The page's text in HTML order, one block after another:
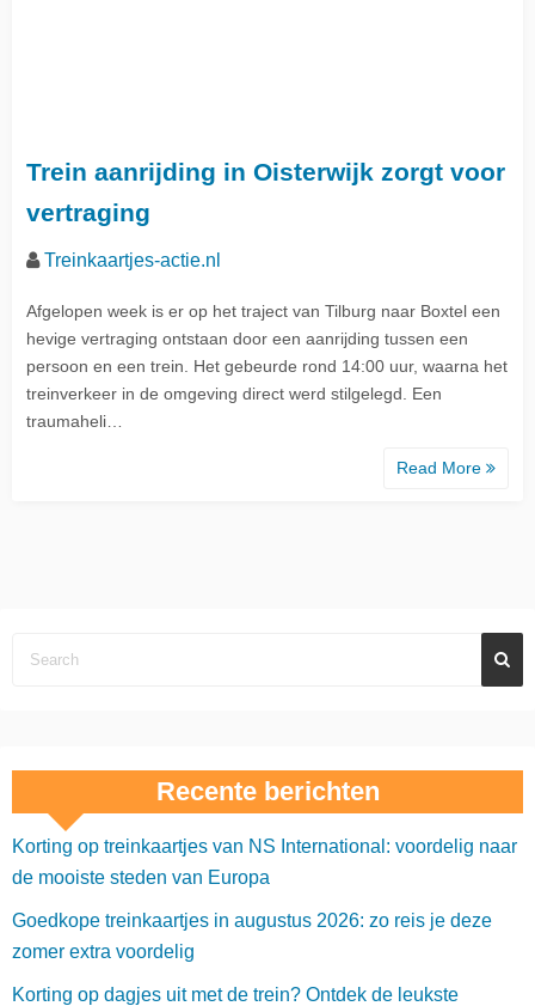
Trein aanrijding in Oisterwijk zorgt voor
vertraging
Treinkaartjes-actie.nl
Afgelopen week is er op het traject van Tilburg naar Boxtel een
hevige vertraging ontstaan door een aanrijding tussen een
persoon en een trein. Het gebeurde rond 14:00 uur, waarna het
treinverkeer in de omgeving direct werd stilgelegd. Een
traumaheli…
Read More
Recente berichten
Korting op treinkaartjes van NS International: voordelig naar
de mooiste steden van Europa
Goedkope treinkaartjes in augustus 2026: zo reis je deze
zomer extra voordelig
Korting op dagjes uit met de trein? Ontdek de leukste